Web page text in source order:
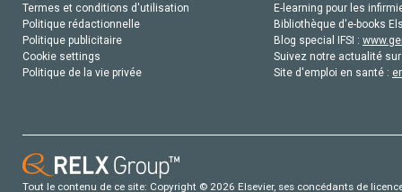
Termes et conditions d'utilisation
Politique rédactionnelle
Politique publicitaire
Cookie settings
Politique de la vie privée
E-learning pour les
Bibliothèque d'e-books
Blog special IFSI :
Suivez notre actualité
Site d'emploi en santé :
Tout le contenu de ce site: Copyright © 2026 Elsevier, ses concédants de